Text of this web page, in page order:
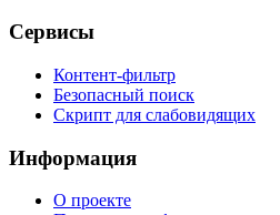
Сервисы
Контент-фильтр
Безопасный поиск
Скрипт для слабовидящих
Информация
О проекте